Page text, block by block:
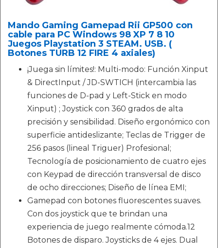
Mando Gaming Gamepad Rii GP500 con
cable para PC Windows 98 XP 7 8 10
Juegos Playstation 3 STEAM. USB. (
Botones TURB 12 FIRE 4 axiales)
¡Juega sin límites!: Multi-modo: Función Xinput
& DirectInput / JD-SWTICH (intercambia las
funciones de D-pad y Left-Stick en modo
Xinput) ; Joystick con 360 grados de alta
precisión y sensibilidad. Diseño ergonómico con
superficie antideslizante; Teclas de Trigger de
256 pasos (lineal Triguer) Profesional;
Tecnología de posicionamiento de cuatro ejes
con Keypad de dirección transversal de disco
de ocho direcciones; Diseño de línea EMI;
Gamepad con botones fluorescentes suaves.
Con dos joystick que te brindan una
experiencia de juego realmente cómoda.12
Botones de disparo. Joysticks de 4 ejes. Dual